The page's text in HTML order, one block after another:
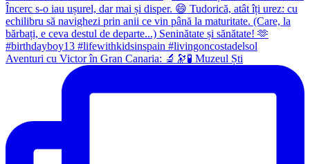
Aventuri cu Victor în Gran Canaria: 🔬🔭🧪 Muzeul Ști